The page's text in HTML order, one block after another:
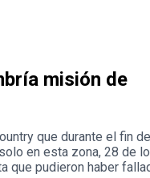
misión de
que durante el fin
en esta zona, 28 de
que pudieron haber